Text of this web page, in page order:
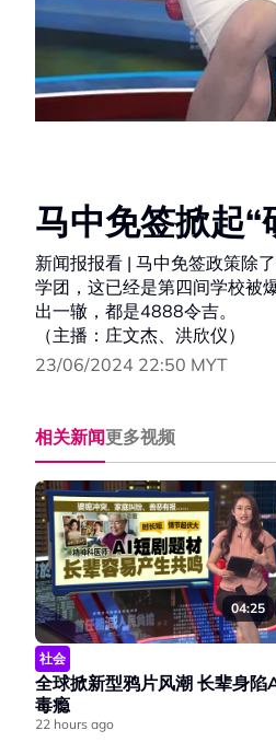
马中免签掀起
新闻报报看 | 马中免签政策除
学团，这已经是第四间学校被
出一辙，都是4888令吉。
（主播：庄文杰、洪欣仪）
23/06/2024 22:50 MYT
相关新闻更多视频
04:25
社会
全球掀新型鸦片风潮 长辈身陷
毒瘾
22 hours ago